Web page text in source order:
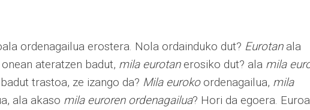
ordenagailua erostera. Nola ordainduko dut? Eurotanala
ateratzen badut, mila eurotanerosiko dut? ala mila
trastoa, ze izango da? Mila eurokoordenagailua, mila
ala akaso mila euroren ordenagailua? Hori da egoera.